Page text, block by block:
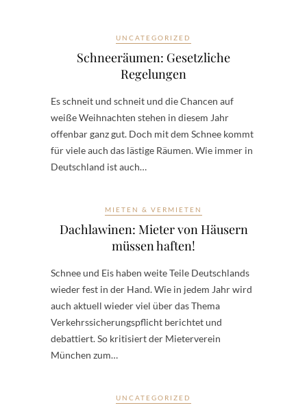
UNCATEGORIZED
Schneeräumen: Gesetzliche
Regelungen
Es schneit und schneit und die Chancen auf
weiße Weihnachten stehen in diesem Jahr
offenbar ganz gut. Doch mit dem Schnee kommt
für viele auch das lästige Räumen. Wie immer in
Deutschland ist auch…
MIETEN & VERMIETEN
Dachlawinen: Mieter von Häusern
müssen haften!
Schnee und Eis haben weite Teile Deutschlands
wieder fest in der Hand. Wie in jedem Jahr wird
auch aktuell wieder viel über das Thema
Verkehrssicherungspflicht berichtet und
debattiert. So kritisiert der Mieterverein
München zum…
UNCATEGORIZED